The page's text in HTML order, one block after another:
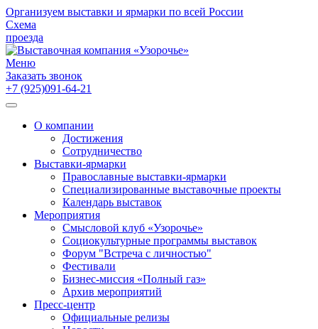
Организуем выставки и ярмарки по всей России
Схема
проезда
Меню
Заказать звонок
+7 (925)091-64-21
О компании
Достижения
Сотрудничество
Выставки-ярмарки
Православные выставки-ярмарки
Специализированные выставочные проекты
Календарь выставок
Мероприятия
Смысловой клуб «Узорочье»
Социокультурные программы выставок
Форум "Встреча с личностью"
Фестивали
Бизнес-миссия «Полный газ»
Архив мероприятий
Пресс-центр
Официальные релизы